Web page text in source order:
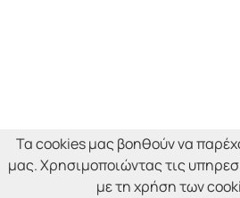
Τα cookies μας βοηθούν να
μας. Χρησιμοποιώντας τις
με τη χρήση των